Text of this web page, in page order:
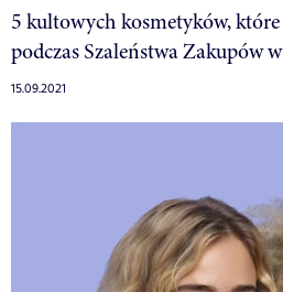
5 kultowych kosmetyków,
podczas Szaleństwa Zakupów
15.09.2021